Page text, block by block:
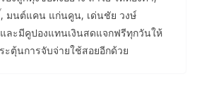
มนต์แคน แก่นคูน, เด่นชัย วงษ์
ละมีคูปองแทนเงินสดแจกฟรีทุกวันให้
ะตุ้นการจับจ่ายใช้สอยอีกด้วย